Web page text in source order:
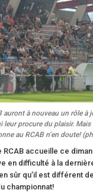
auront à nouveau un rôle à
leur procure du plaisir. Mais
au RCAB n’en doute!
RCAB accueille ce
en difficulté à la
sûr qu’il est différent
championnat!